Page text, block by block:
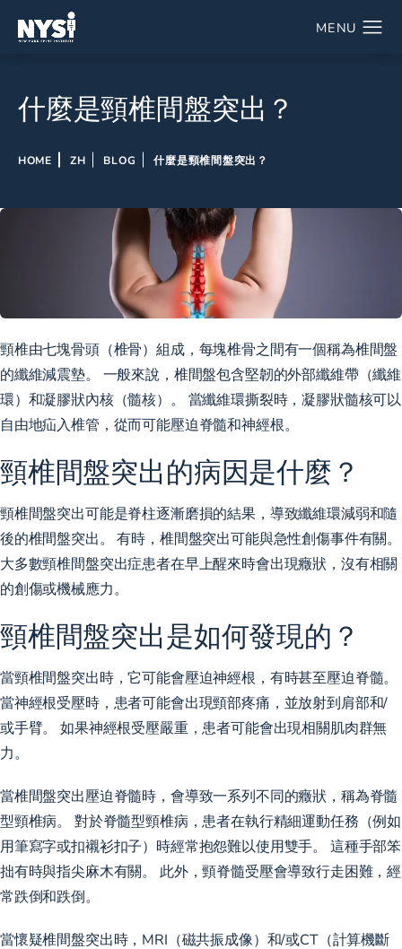
什麼是頸椎間盤突出？
HOME ZH BLOG 什麼是頸椎間盤突出？
頸椎由七塊骨頭（椎骨）組成，每塊椎骨之間有一個稱為椎間盤
的纖維減震墊。 一般來說，椎間盤包含堅韌的外部纖維帶（纖維
環）和凝膠狀內核（髓核）。 當纖維環撕裂時，凝膠狀髓核可以
自由地疝入椎管，從而可能壓迫脊髓和神經根。
頸椎間盤突出的病因是什麼？
頸椎間盤突出可能是脊柱逐漸磨損的結果，導致纖維環減弱和隨
後的椎間盤突出。 有時，椎間盤突出可能與急性創傷事件有關。
大多數頸椎間盤突出症患者在早上醒來時會出現癥狀，沒有相關
的創傷或機械應力。
頸椎間盤突出是如何發現的？
當頸椎間盤突出時，它可能會壓迫神經根，有時甚至壓迫脊髓。
當神經根受壓時，患者可能會出現頸部疼痛，並放射到肩部和/
或手臂。 如果神經根受壓嚴重，患者可能會出現相關肌肉群無
力。
當椎間盤突出壓迫脊髓時，會導致一系列不同的癥狀，稱為脊髓
型頸椎病。 對於脊髓型頸椎病，患者在執行精細運動任務（例如
用筆寫字或扣襯衫扣子）時經常抱怨難以使用雙手。 這種手部笨
拙有時與指尖麻木有關。 此外，頸脊髓受壓會導致行走困難，經
常跌倒和跌倒。
當懷疑椎間盤突出時，MRI（磁共振成像）和/或CT（計算機斷